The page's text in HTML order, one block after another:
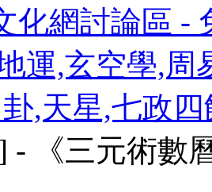
化網討論區 -
運,玄空學,周
,天星,七政
- 《三元術數